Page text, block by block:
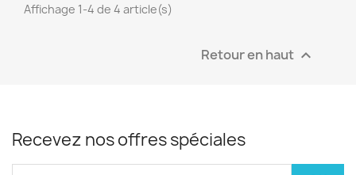
Affichage 1-4 de 4 article(s)
Retour en haut 
Recevez nos offres spéciales